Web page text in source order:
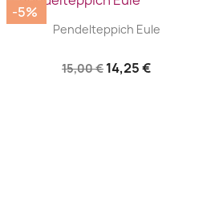
| 
Pendelteppich Eule
15,00 € 14,25 €
-5%